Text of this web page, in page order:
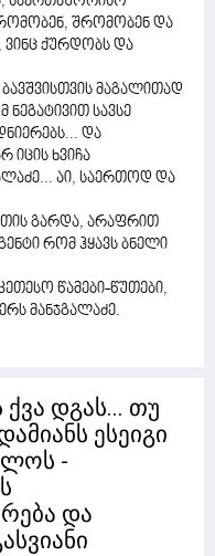
შრომობენ და
ვინც ქურდობს და
მაგალითად
სავსე
და
იცის ხვიჩა
აი, საერთოდ და
გარდა, არაფრით
რომ ჰყავს ბნელი
წამები-წუთები,
მანჯგალაძე.
დგას... თუ
ესეიგი
-
და